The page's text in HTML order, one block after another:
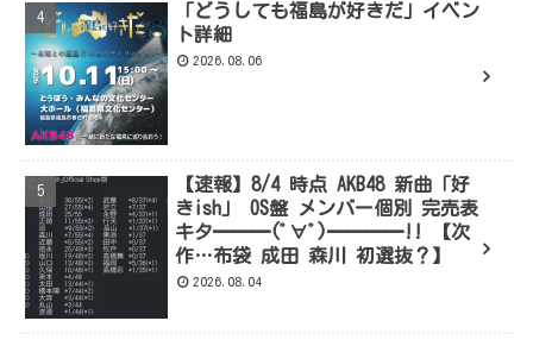
「どうしても福島が好きだ」イベン
ト詳細
2026.08.06
【速報】8/4 時点 AKB48 新曲「好
きish」 OS盤 メンバー個別 完売表
キタ━━━(ﾟ∀ﾟ)━━━━!! 【次
作…布袋 成田 森川 初選抜？】
2026.08.04